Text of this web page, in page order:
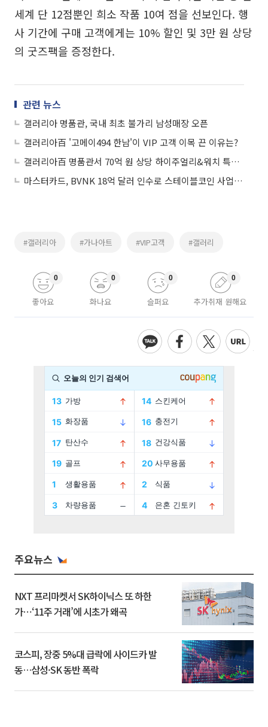
세계 단 12점뿐인 희소 작품 10여 점을 선보인다. 행
사 기간에 구매 고객에게는 10% 할인 및 3만 원 상당
의 굿즈팩을 증정한다.
관련 뉴스
갤러리아 명품관, 국내 최초 불가리 남성매장 오픈
갤러리아百 '고메이494 한남'이 VIP 고객 이목 끈 이유는?
갤러리아百 명품관서 70억 원 상당 하이주얼리&워치 특별 상품 전시
마스터카드, BVNK 18억 달러 인수로 스테이블코인 사업 본격 확장
#갤러리아 #가나아트 #VIP고객 #갤러리
좋아요
0
화나요
0
슬퍼요
0
추가취재 원해요
0
주요뉴스
NXT 프리마켓서 SK하이닉스 또 하한
가⋯‘11주 거래’에 시초가 왜곡
코스피, 장중 5%대 급락에 사이드카 발
동…삼성·SK 동반 폭락